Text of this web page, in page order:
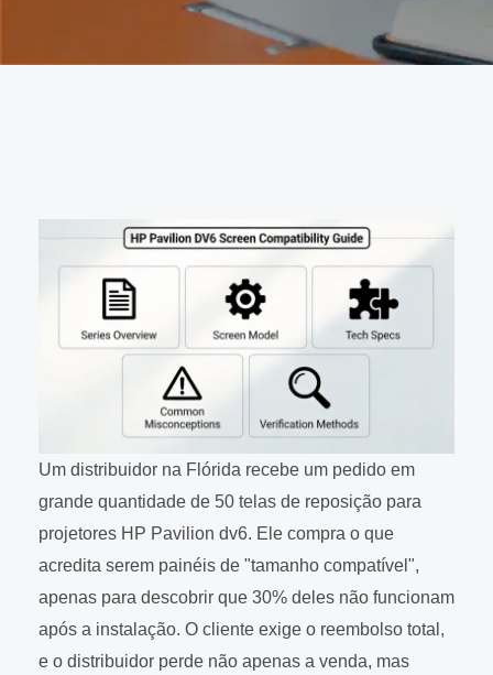
Um distribuidor na Flórida recebe um pedido em
grande quantidade de 50 telas de reposição para
projetores HP Pavilion dv6. Ele compra o que
acredita serem painéis de "tamanho compatível",
apenas para descobrir que 30% deles não funcionam
após a instalação. O cliente exige o reembolso total,
e o distribuidor perde não apenas a venda, mas